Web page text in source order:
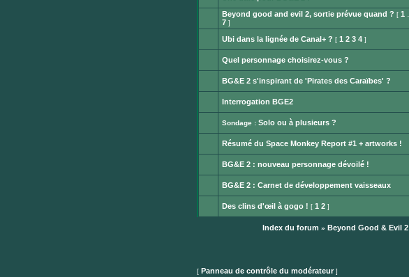
lu
Aucun
message
non
lu
Aucun
message
non
lu
Beyond good and evil 2, sortie prévue quand ? [ 1
7]
Aucun
message
non
lu
Ubi dans la lignée de Canal+ ? [ 1 2 3 4]
Aucun
message
non
lu
Quel personnage choisirez-vous ?
Aucun
message
non
lu
BG&E 2 s'inspirant de 'Pirates des Caraïbes' ?
Aucun
non
lu
Interrogation BGE2
Aucun
message
non
lu
Sondage : Solo ou à plusieurs ?
Aucun
message
non
lu
Résumé du Space Monkey Report #1 + artworks !
Aucun
message
non
lu
BG&E 2 : nouveau personnage dévoilé !
Aucun
message
non
lu
BG&E 2 : Carnet de développement vaisseaux
Aucun
Des clins d'œil à gogo ! [ 1 2]
sujet
Index du forum » Beyond Good & Evil 2
[ Panneau de contrôle du modérateur]